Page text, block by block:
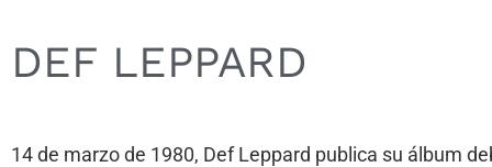
DEF LEPPARD
14 de marzo de 1980, Def Leppard publica su álbum